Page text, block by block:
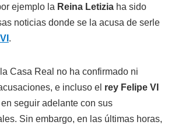
ejemplo la Reina Letizia ha sido
noticias donde se la acusa de serle
.
Casa Real no ha confirmado ni
e incluso el rey Felipe VI
seguir adelante con sus
Sin embargo, en las últimas horas,